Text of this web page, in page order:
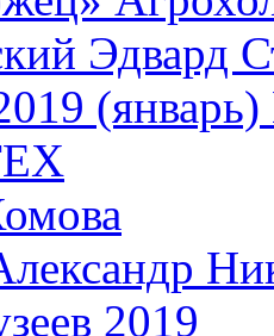
Эдвард
(январь)
2019